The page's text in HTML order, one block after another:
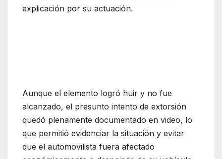
explicación por su actuación.
Aunque el elemento logró huir y no fue
alcanzado, el presunto intento de extorsión
quedó plenamente documentado en video, lo
que permitió evidenciar la situación y evitar
que el automovilista fuera afectado